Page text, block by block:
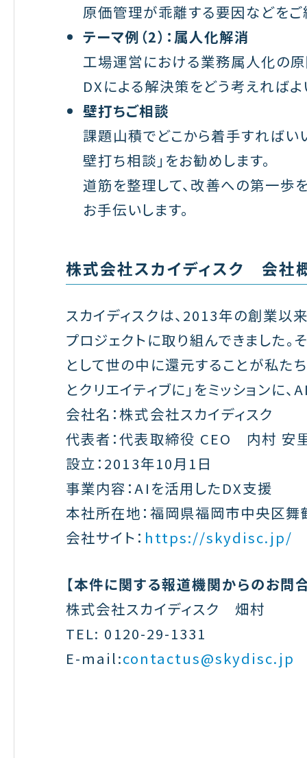
原価管理が乖離する要因などをご
テーマ例（2）：属人化解消
工場運営における業務属人化の
DXによる解決策をどう考えれば
壁打ちご相談
課題山積でどこから着手すればい
壁打ち相談」をお勧めします。
道筋を整理して、改善への第一歩
お手伝いします。
株式会社スカイディスク 会社
スカイディスクは、2013年の創業以
プロジェクトに取り組んできました。
として世の中に還元することが私た
とクリエイティブに」をミッションに
会社名：株式会社スカイディスク
代表者：代表取締役 CEO 内村 安
設立：2013年10月1日
事業内容：AIを活用したDX支援
本社所在地：福岡県福岡市中央区
会社サイト： https://skydisc.jp/
【本件に関する報道機関からのお問
株式会社スカイディスク 畑村
TEL: 0120-29-1331
E-mail:contactus@skydisc.jp